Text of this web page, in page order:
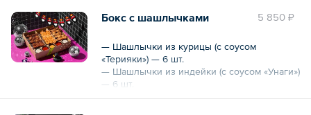
— Перец, запеченный с брынзой и
орехи, базиликовое масло) — 6 шт.
— Моцарелла-клубника (клубника свежая,
моцарелла, соус крем-бальзамик) — 6 шт.
— Канапе «Стильные штучки» (на шпажках:
5 850 ₽
Бокс с шашлычками
— Шашлычки из курицы (с соусом
«Терияки») — 6 шт.
— Шашлычки из индейки (с соусом «Унаги»)
— 6 шт.
— Шашлычки из креветок (с соусом